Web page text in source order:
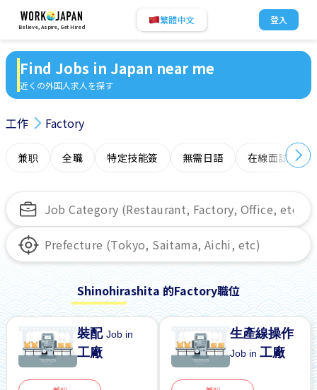
Believe, Aspire, Get Hired
繁體中文 登入
Find Jobs in Japan near me
近くの外国人求人を探す
工作 Factory
兼职 全職 特定技能簽 無需日語 在線面試
Shinohirashita 的Factory職位
裝配Job in
工廠
生產線操作
Job in工廠